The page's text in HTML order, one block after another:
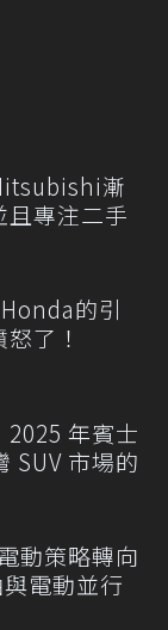
漸
且專注二手
的引
了！
年賓士
SUV 市場的
動策略轉向
電動並行